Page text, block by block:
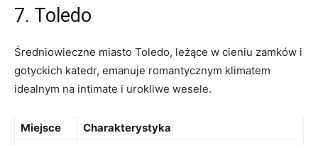
7. Toledo
Średniowieczne ⁤miasto Toledo, leżące w ⁤cieniu zamków i
⁤gotyckich katedr, emanuje⁤ romantycznym klimatem⁣
idealnym ‌na intimate i urokliwe wesele.
Miejsce
Charakterystyka